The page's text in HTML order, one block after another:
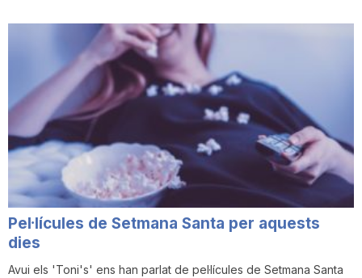
Pel·lícules de Setmana Santa per aquests
dies
Avui els 'Toni's' ens han parlat de pel·lícules de Setmana Santa